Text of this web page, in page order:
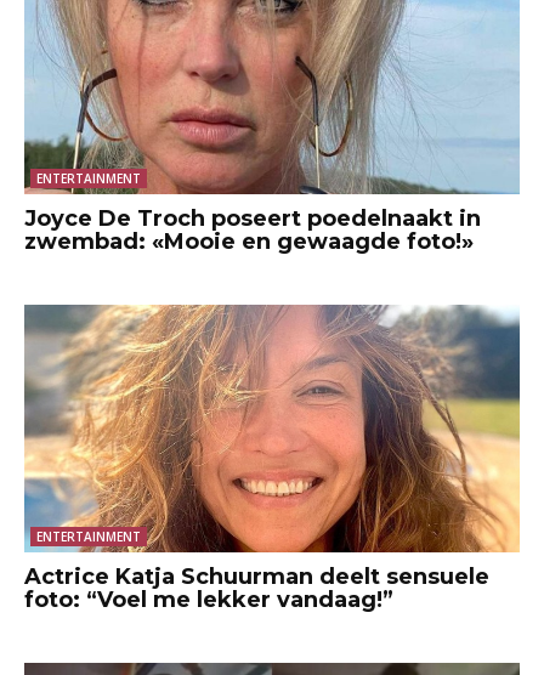
ENTERTAINMENT
Joyce De Troch poseert poedelnaakt in
zwembad: «Mooie en gewaagde foto!»
ENTERTAINMENT
Actrice Katja Schuurman deelt sensuele
foto: “Voel me lekker vandaag!”